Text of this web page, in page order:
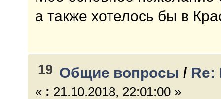
а также хотелось бы в
19 Общие вопросы / Re:
« : 21.10.2018, 22:01:00 »